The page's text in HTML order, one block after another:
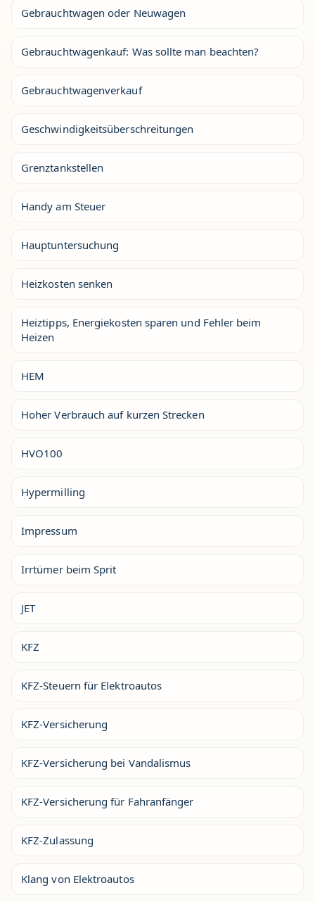
Gebrauchtwagen oder Neuwagen
Gebrauchtwagenkauf: Was sollte man beachten?
Gebrauchtwagenverkauf
Geschwindigkeitsüberschreitungen
Grenztankstellen
Handy am Steuer
Hauptuntersuchung
Heizkosten senken
Heiztipps, Energiekosten sparen und Fehler beim
Heizen
HEM
Hoher Verbrauch auf kurzen Strecken
HVO100
Hypermilling
Impressum
Irrtümer beim Sprit
JET
KFZ
KFZ-Steuern für Elektroautos
KFZ-Versicherung
KFZ-Versicherung bei Vandalismus
KFZ-Versicherung für Fahranfänger
KFZ-Zulassung
Klang von Elektroautos